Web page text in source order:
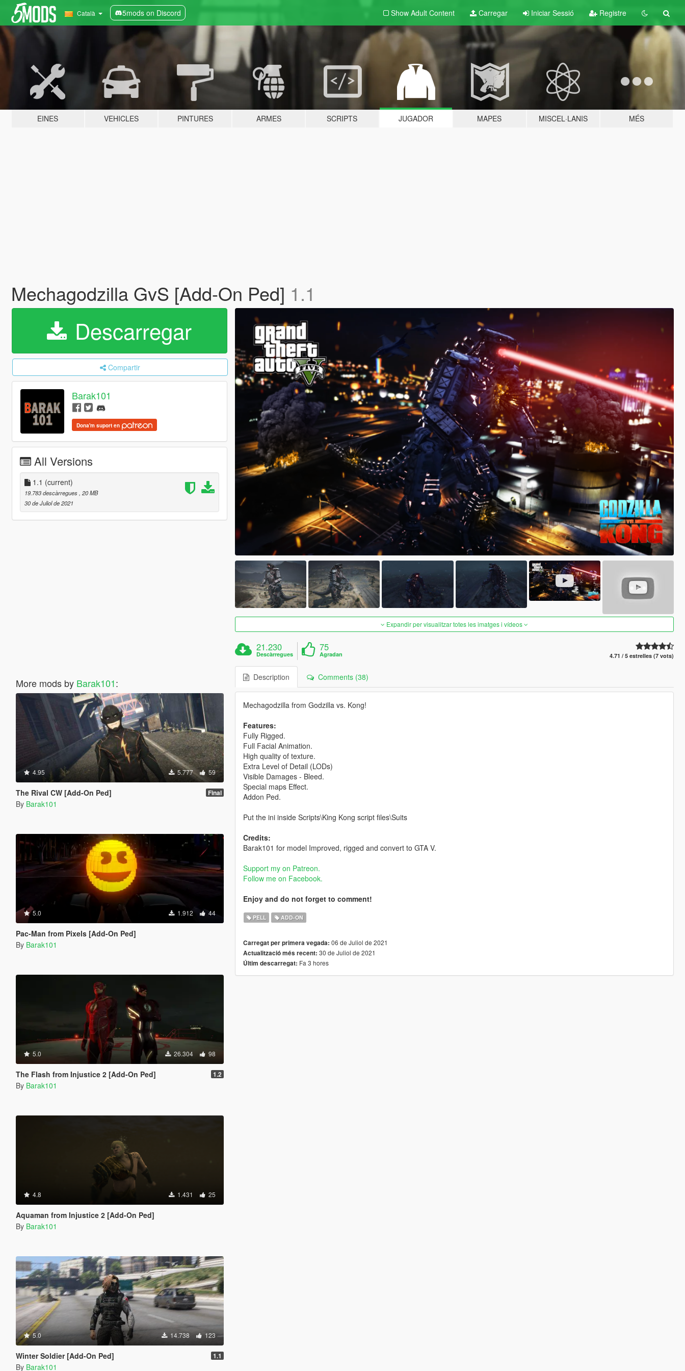
Català 5mods on Discord Show Adult Content Carregar Iniciar Sessió Registre
EINES VEHICLES PINTURES ARMES SCRIPTS JUGADOR MAPES MISCEL·LANIS MÉS
Mechagodzilla GvS [Add-On Ped] 1.1
Descarregar
Compartir
Barak101
Dona'm suport en
All Versions
1.1 (current)
19.783 descàrregues , 20 MB
30 de Juliol de 2021
More mods by Barak101:
4.95 5.777 59
The Rival CW [Add-On Ped] Final
By Barak101
5.0 1.912 44
Pac-Man from Pixels [Add-On Ped]
By Barak101
5.0 26.304 98
The Flash from Injustice 2 [Add-On Ped] 1.2
By Barak101
4.8 1.431 25
Aquaman from Injustice 2 [Add-On Ped]
By Barak101
5.0 14.738 123
Winter Soldier [Add-On Ped] 1.1
By Barak101
Expandir per visualitzar totes les imatges i vídeos
21.230
Descàrregues
75
Agradan 4.71 / 5 estrelles (7 vots)
Description Comments (38)
Mechagodzilla from Godzilla vs. Kong!
Features:
Fully Rigged.
Full Facial Animation.
High quality of texture.
Extra Level of Detail (LODs)
Visible Damages - Bleed.
Special maps Effect.
Addon Ped.
Put the ini inside Scripts\King Kong script files\Suits
Credits:
Barak101 for model Improved, rigged and convert to GTA V.
Support my on Patreon.
Follow me on Facebook.
Enjoy and do not forget to comment!
PELL ADD-ON
Carregat per primera vegada: 06 de Juliol de 2021
Actualització més recent: 30 de Juliol de 2021
Últim descarregat: Fa 3 hores